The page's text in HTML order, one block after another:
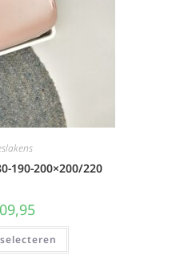
190-200×200/220